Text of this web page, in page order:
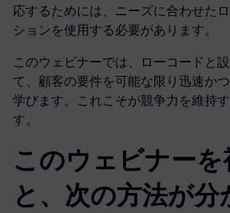
応するためには、ニーズに合わせた
ションを使用する必要があります。
このウェビナーでは、ローコードと
て、顧客の要件を可能な限り迅速か
学びます。これこそが競争力を維持
す。
このウェビナーを
と、次の方法が分